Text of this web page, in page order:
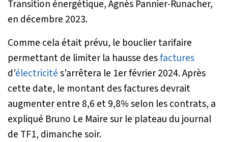
Transition énergétique, Agnès Pannier-Runacher,
en décembre 2023.
Comme cela était prévu, le bouclier tarifaire
permettant de limiter la hausse desfactures
d’électricités’arrêtera le 1er février 2024. Après
cette date, le montant des factures devrait
augmenter entre 8,6 et 9,8% selon les contrats, a
expliqué Bruno Le Maire sur le plateau du journal
de TF1, dimanche soir.